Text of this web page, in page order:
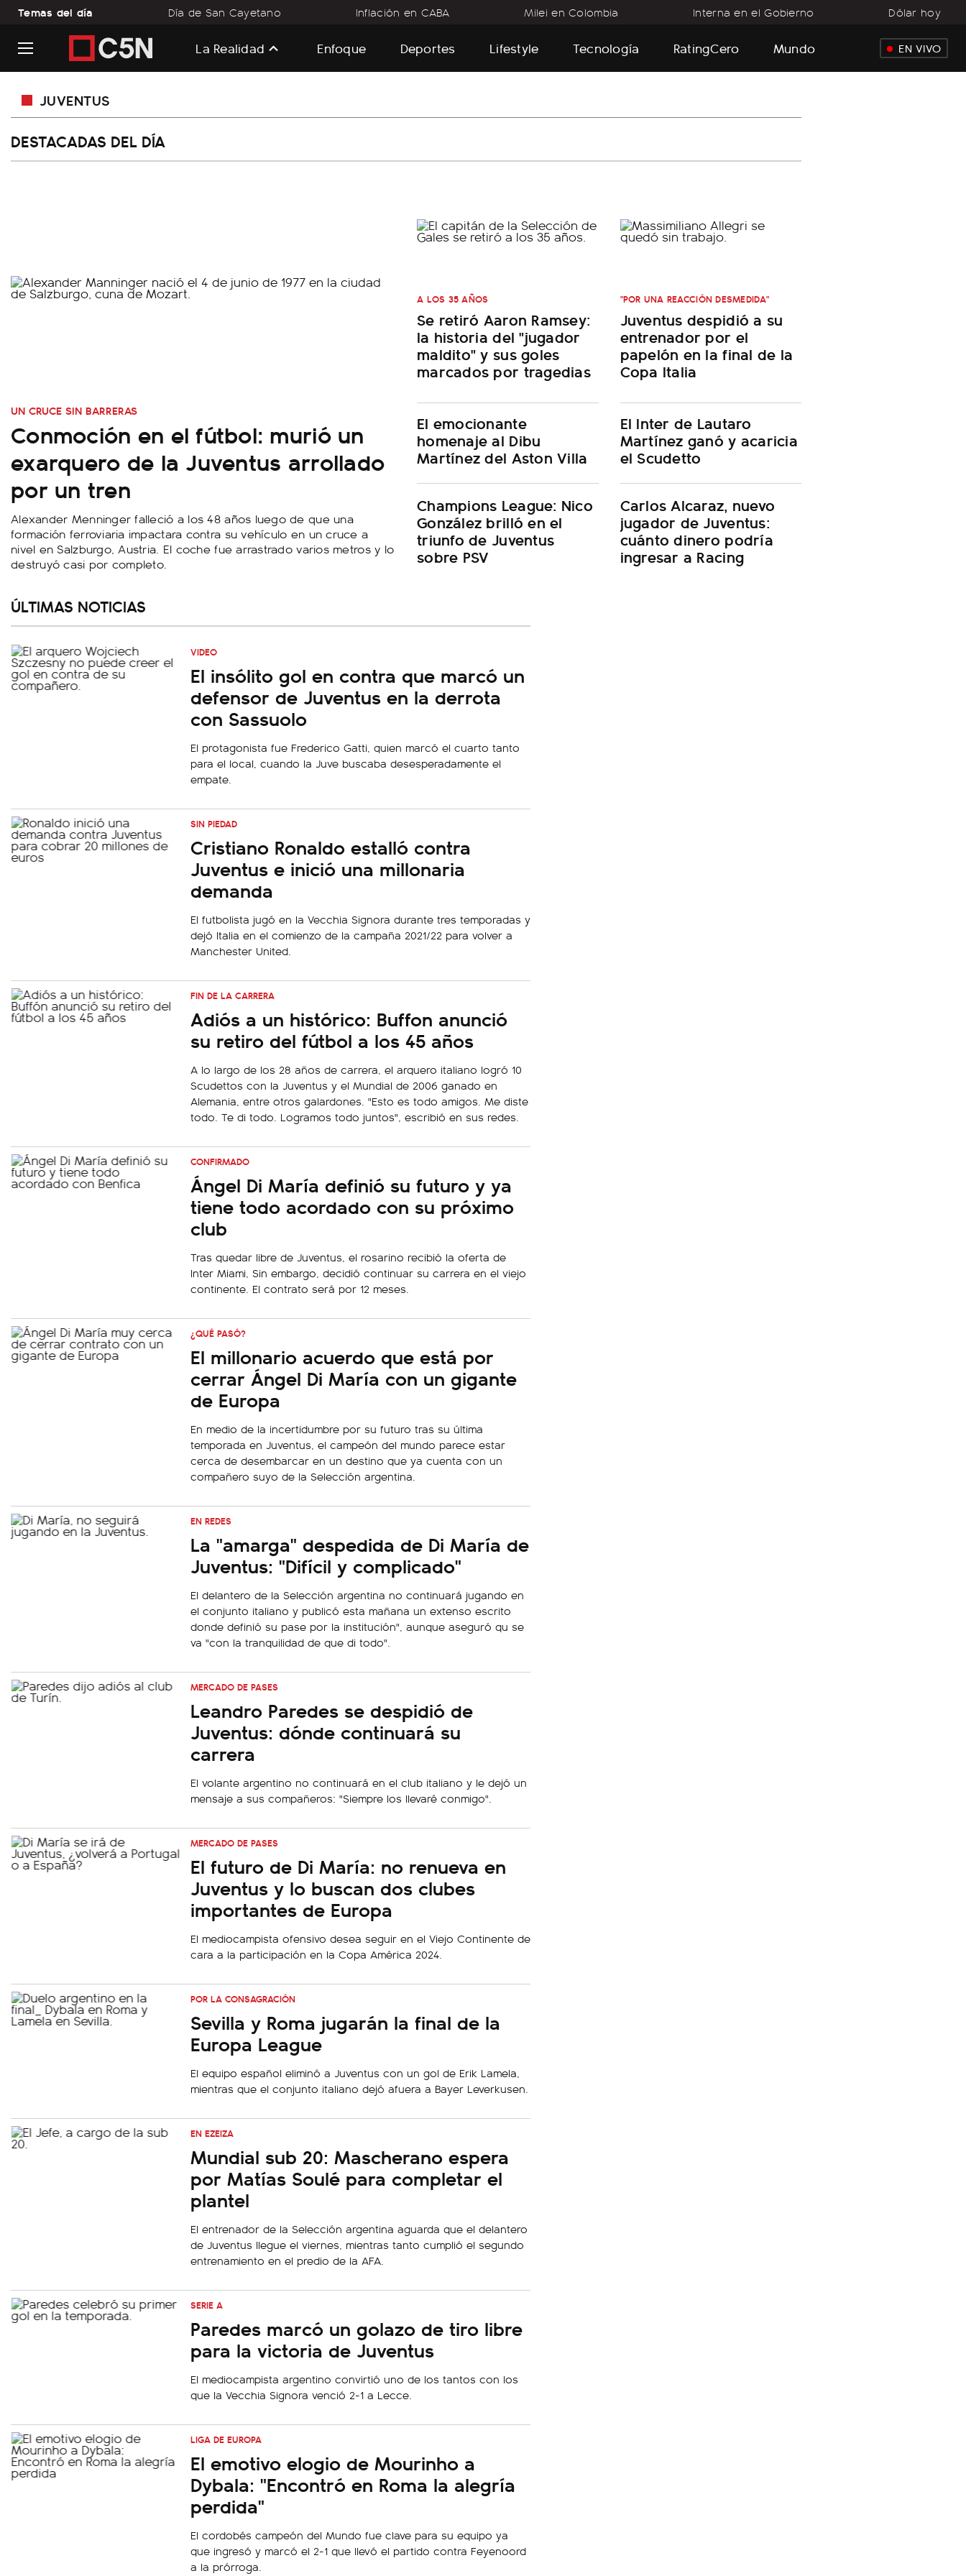
Temas del día Día de San Cayetano Inflación en CABA Milei en Colombia Interna en el Gobierno Dólar hoy
La Realidad Enfoque Deportes Lifestyle Tecnología RatingCero Mundo EN VIVO
JUVENTUS
DESTACADAS DEL DÍA
UN CRUCE SIN BARRERAS
Conmoción en el fútbol: murió un
exarquero de la Juventus arrollado
por un tren
Alexander Menninger falleció a los 48 años luego de que una
formación ferroviaria impactara contra su vehículo en un cruce a
nivel en Salzburgo, Austria. El coche fue arrastrado varios metros y lo
destruyó casi por completo.
A LOS 35 AÑOS
Se retiró Aaron Ramsey:
la historia del "jugador
maldito" y sus goles
marcados por tragedias
El emocionante
homenaje al Dibu
Martínez del Aston Villa
Champions League: Nico
González brilló en el
triunfo de Juventus
sobre PSV
"POR UNA REACCIÓN DESMEDIDA"
Juventus despidió a su
entrenador por el
papelón en la final de la
Copa Italia
El Inter de Lautaro
Martínez ganó y acaricia
el Scudetto
Carlos Alcaraz, nuevo
jugador de Juventus:
cuánto dinero podría
ingresar a Racing
ÚLTIMAS NOTICIAS
VIDEO
El insólito gol en contra que marcó un
defensor de Juventus en la derrota
con Sassuolo
El protagonista fue Frederico Gatti, quien marcó el cuarto tanto
para el local, cuando la Juve buscaba desesperadamente el
empate.
SIN PIEDAD
Cristiano Ronaldo estalló contra
Juventus e inició una millonaria
demanda
El futbolista jugó en la Vecchia Signora durante tres temporadas y
dejó Italia en el comienzo de la campaña 2021/22 para volver a
Manchester United.
FIN DE LA CARRERA
Adiós a un histórico: Buffon anunció
su retiro del fútbol a los 45 años
A lo largo de los 28 años de carrera, el arquero italiano logró 10
Scudettos con la Juventus y el Mundial de 2006 ganado en
Alemania, entre otros galardones. "Esto es todo amigos. Me diste
todo. Te di todo. Logramos todo juntos", escribió en sus redes.
CONFIRMADO
Ángel Di María definió su futuro y ya
tiene todo acordado con su próximo
club
Tras quedar libre de Juventus, el rosarino recibió la oferta de
Inter Miami, Sin embargo, decidió continuar su carrera en el viejo
continente. El contrato será por 12 meses.
¿QUÉ PASÓ?
El millonario acuerdo que está por
cerrar Ángel Di María con un gigante
de Europa
En medio de la incertidumbre por su futuro tras su última
temporada en Juventus, el campeón del mundo parece estar
cerca de desembarcar en un destino que ya cuenta con un
compañero suyo de la Selección argentina.
EN REDES
La "amarga" despedida de Di María de
Juventus: "Difícil y complicado"
El delantero de la Selección argentina no continuará jugando en
el conjunto italiano y publicó esta mañana un extenso escrito
donde definió su pase por la institución", aunque aseguró qu se
va "con la tranquilidad de que di todo".
MERCADO DE PASES
Leandro Paredes se despidió de
Juventus: dónde continuará su
carrera
El volante argentino no continuará en el club italiano y le dejó un
mensaje a sus compañeros: "Siempre los llevaré conmigo".
MERCADO DE PASES
El futuro de Di María: no renueva en
Juventus y lo buscan dos clubes
importantes de Europa
El mediocampista ofensivo desea seguir en el Viejo Continente de
cara a la participación en la Copa América 2024.
POR LA CONSAGRACIÓN
Sevilla y Roma jugarán la final de la
Europa League
El equipo español eliminó a Juventus con un gol de Erik Lamela,
mientras que el conjunto italiano dejó afuera a Bayer Leverkusen.
EN EZEIZA
Mundial sub 20: Mascherano espera
por Matías Soulé para completar el
plantel
El entrenador de la Selección argentina aguarda que el delantero
de Juventus llegue el viernes, mientras tanto cumplió el segundo
entrenamiento en el predio de la AFA.
SERIE A
Paredes marcó un golazo de tiro libre
para la victoria de Juventus
El mediocampista argentino convirtió uno de los tantos con los
que la Vecchia Signora venció 2-1 a Lecce.
LIGA DE EUROPA
El emotivo elogio de Mourinho a
Dybala: "Encontró en Roma la alegría
perdida"
El cordobés campeón del Mundo fue clave para su equipo ya
que ingresó y marcó el 2-1 que llevó el partido contra Feyenoord
a la prórroga.